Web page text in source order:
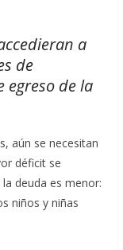
a
de
egreso de la
aún se necesitan
déficit se
deuda es menor:
niños y niñas